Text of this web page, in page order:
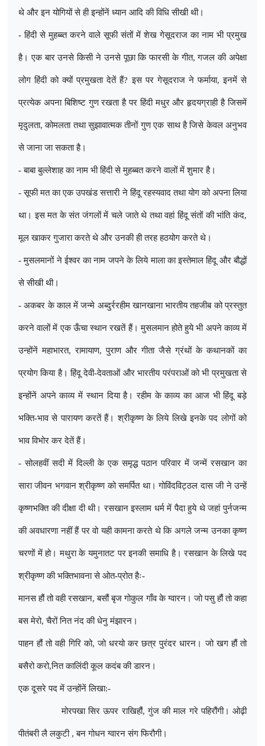
थे और इन योगियों से ही इन्होंनें ध्यान आदि की विधि सीखी थी।
- हिंदी से मुहब्ब्त करने वाले सूफी संतों में शेख गेसूदराज का नाम भी प्रमुख
है। एक बार उनसे किसी ने उनसे पूछा कि फारसी के गीत,गजल की अपेक्षा
लोग हिंदी को क्यों प्रमुखता देतें हैं?इस पर गेसूदराज ने फर्माया,इनमें से
प्रत्येक अपना बिशिष्ट गुण रखता है पर हिंदी मधुर और हृदयग्राही है जिसमें
मृदुलता,कोमलता तथा सुझावात्मक तीनों गुण एक साथ है जिसे केवल अनुभव
से जाना जा सकता है।
- बाबा बुल्लेशाह का नाम भी हिंदी से मुहब्बत करने वालों में शुमार है।
- सूफी मत का एक उपखंड सत्तारी ने हिंदू रहस्यवाद तथा योग को अपना लिया
था। इस मत के संत जंगलों में चले जाते थे तथा वहां हिंदू संतों की भांति कंद,
मूल खाकर गुजारा करते थे और उनकी ही तरह हठयोग करते थे।
- मुसलमानों ने ईश्वर का नाम जपने के लिये माला का इस्तेमाल हिंदू और बौद्धों
से सीखी थी।
- अकबर के काल में जन्मे अब्दुर्ररहीम खानखाना भारतीय तहजीब को प्रस्तुत
करने वालों में एक ऊँचा स्थान रखतें हैं। मुसलमान होते हुये भी अपने काव्य में
उन्होंनें महाभारत,रामायाण,पुराण और गीता जैसे ग्रंथों के कथानकों का
प्रयोग किया है। हिंदू देवी-देवताओं और भारतीय परंपराओं को भी प्रमुखता से
इन्होंनें अपने काव्य में स्थान दिया है। रहीम के काव्य का आज भी हिंदू बड़े
भक्ति-भाव से पारायण करतें हैं। श्रीकृष्ण के लिये लिखे इनके पद लोगों को
भाव विभोर कर देतें हैं।
- सोलहवीं सदी में दिल्ली के एक समृद्ध पठान परिवार में जन्में रसखान का
सारा जीवन भगवान श्रीकृष्ण को समर्पित था। गोविंदविट्ठल दास जी ने उन्हें
कृष्णभक्ति की दीक्षा दी थी। रसखान इस्लाम धर्म में पैदा हुये थे जहां पुर्नजन्म
की अवधारणा नहीं हैं पर वो यही कामना करते थे कि अगले जन्म उनका कृष्ण
चरणों में हो। मथुरा के यमुनातट पर इनकी समाधि है। रसखान के लिखे पद
श्रीकृष्ण की भक्तिभावना से ओत-प्रोत हैः-
मानस हौं तो वही रसखान,बसौं बृज गोकुल गाँव के ग्वारन। जो पसु हौं तो कहा
बस मेरो,चैरों नित नंद की धेनु मंझारन।
पाहन हौं तो वही गिरि को,जो धरयो कर छत्र पुरंदर धारन। जो खग हौं तो
बसैरो करो,नित कालिंदी कूल कदंब की डारन।
एक दूसरे पद में उन्होंनें लिखा:-
मोरपखा सिर ऊपर राखिहौं,गुंज की माल गरे पहिरौंगी। ओढ़ी
पीतंबरी लै लकुटी ,बन गोधन ग्वारन संग फिरौगी।